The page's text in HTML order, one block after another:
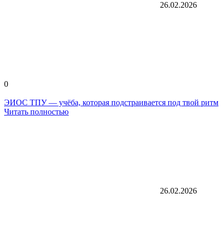
26.02.2026
0
ЭИОС ТПУ — учёба, которая подстраивается под твой ритм
Читать полностью
26.02.2026